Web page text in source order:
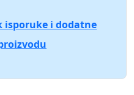
isporuke i dodatne